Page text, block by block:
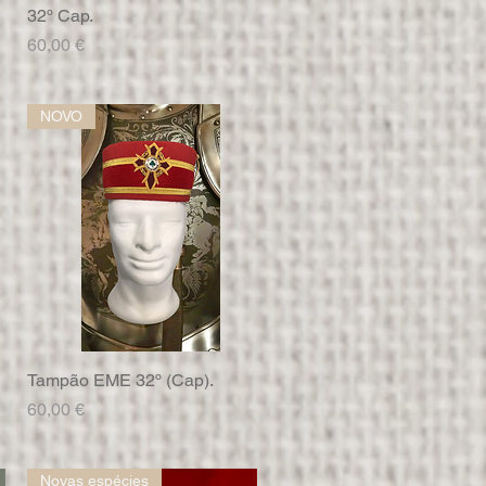
Visualização rápida
32º Cap.
Preço
60,00 €
Visualização rápida
NOVO
Tampão EME 32º (Cap).
Preço
60,00 €
Novas espécies